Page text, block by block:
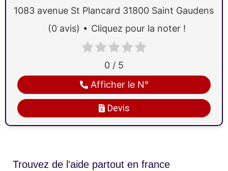
1083 avenue St Plancard 31800 Saint Gaudens
Devis
Afficher le N°
0 / 5
(0 avis) Cliquez pour la noter !
Trouvez de l'aide partout en france